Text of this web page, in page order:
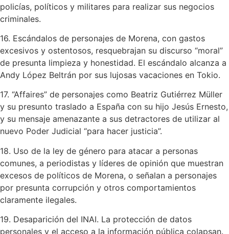
policías, políticos y militares para realizar sus negocios
criminales.
16. Escándalos de personajes de Morena, con gastos
excesivos y ostentosos, resquebrajan su discurso “moral”
de presunta limpieza y honestidad. El escándalo alcanza a
Andy López Beltrán por sus lujosas vacaciones en Tokio.
17. “Affaires” de personajes como Beatriz Gutiérrez Müller
y su presunto traslado a España con su hijo Jesús Ernesto,
y su mensaje amenazante a sus detractores de utilizar al
nuevo Poder Judicial “para hacer justicia”.
18. Uso de la ley de género para atacar a personas
comunes, a periodistas y líderes de opinión que muestran
excesos de políticos de Morena, o señalan a personajes
por presunta corrupción y otros comportamientos
claramente ilegales.
19. Desaparición del INAI. La protección de datos
personales y el acceso a la información pública colapsan.